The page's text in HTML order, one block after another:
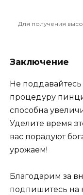
Для получения
Заключение
Не поддавайтесь
процедуру
способна
Уделите время
вас порадуют
урожаем!
Благодарим за
подпишитесь на